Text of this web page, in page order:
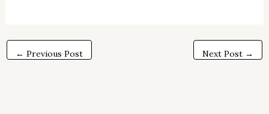
← Previous Post Next Post →